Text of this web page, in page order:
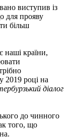
виступив із
для прояву
більш
наші країни,
2019 році на
діалог
до чинного
того, що